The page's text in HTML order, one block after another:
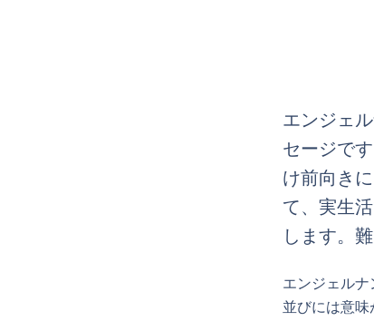
エンジェ
セージで
け前向き
て、実生
します。難
エンジェル
並びには意